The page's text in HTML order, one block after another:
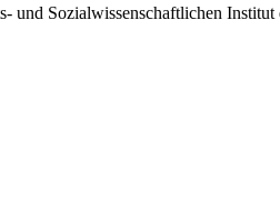
und Sozialwissenschaftlichen